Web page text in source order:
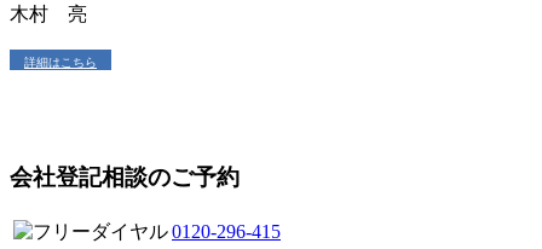
木村 亮
詳細はこちら
会社登記相談のご予約
0120-296-415